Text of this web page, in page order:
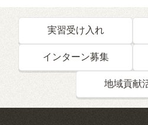
実習受け入れ
インターン募集
地域貢献